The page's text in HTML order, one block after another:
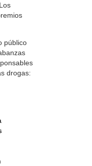
público
drogas: